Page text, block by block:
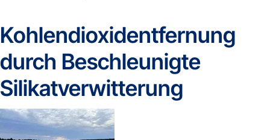
Kohlendioxidentfernung
durch Beschleunigte
Silikatverwitterung